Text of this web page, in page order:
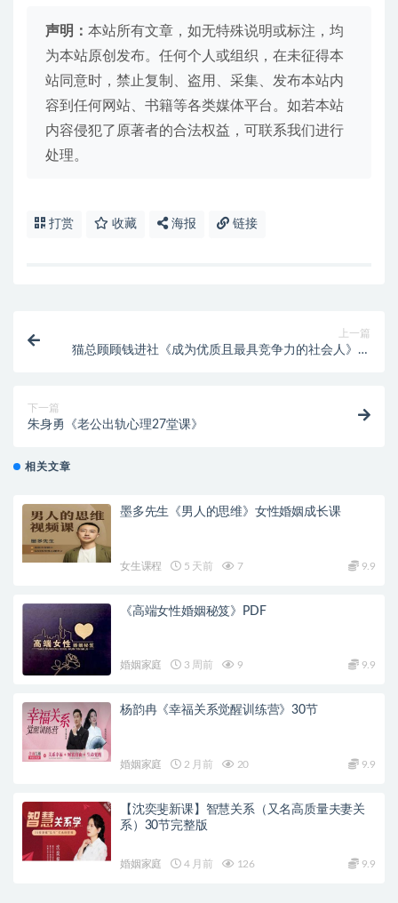
声明： 本站所有文章，如无特殊说明或标注，均
为本站原创发布。任何个人或组织，在未征得本
站同意时，禁止复制、盗用、采集、发布本站内
容到任何网站、书籍等各类媒体平台。如若本站
内容侵犯了原著者的合法权益，可联系我们进行
处理。
打赏 收藏 海报 链接
上一篇
猫总顾顾钱进社《成为优质且最具竞争力的社会人》完
下一篇
朱身勇《老公出轨心理27堂课》
相关文章
墨多先生《男人的思维》女性婚姻成长课
女生课程 5 天前 7 9.9
《高端女性婚姻秘笈》PDF
婚姻家庭 3 周前 9 9.9
杨韵冉《幸福关系觉醒训练营》30节
婚姻家庭 2 月前 20 9.9
【沈奕斐新课】智慧关系（又名高质量夫妻关
系）30节完整版
婚姻家庭 4 月前 126 9.9